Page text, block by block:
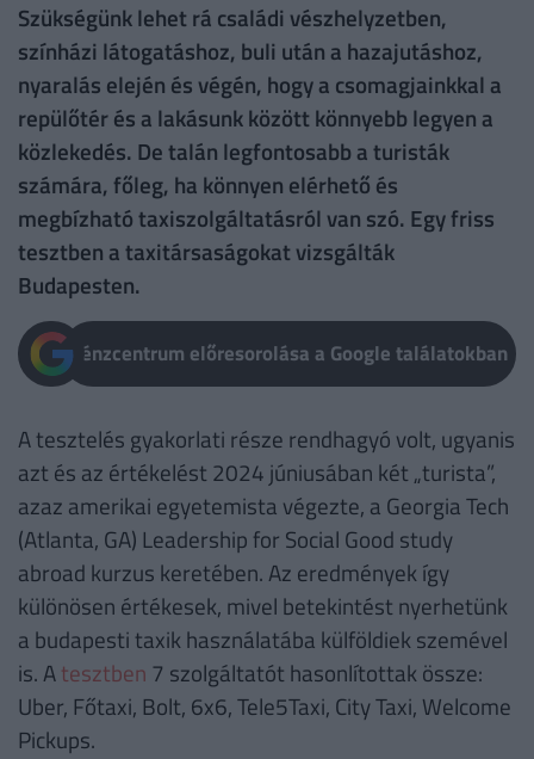
Szükségünk lehet rá családi vészhelyzetben,
színházi látogatáshoz, buli után a hazajutáshoz,
nyaralás elején és végén, hogy a csomagjainkkal a
repülőtér és a lakásunk között könnyebb legyen a
közlekedés. De talán legfontosabb a turisták
számára, főleg, ha könnyen elérhető és
megbízható taxiszolgáltatásról van szó. Egy friss
tesztben a taxitársaságokat vizsgálták
Budapesten.
Pénzcentrum előresorolása a Google találatokban
A tesztelés gyakorlati része rendhagyó volt, ugyanis
azt és az értékelést 2024 júniusában két „turista”,
azaz amerikai egyetemista végezte, a Georgia Tech
(Atlanta, GA) Leadership for Social Good study
abroad kurzus keretében. Az eredmények így
különösen értékesek, mivel betekintést nyerhetünk
a budapesti taxik használatába külföldiek szemével
is. Atesztben 7 szolgáltatót hasonlítottak össze:
Uber, Főtaxi, Bolt, 6x6, Tele5Taxi, City Taxi, Welcome
Pickups.